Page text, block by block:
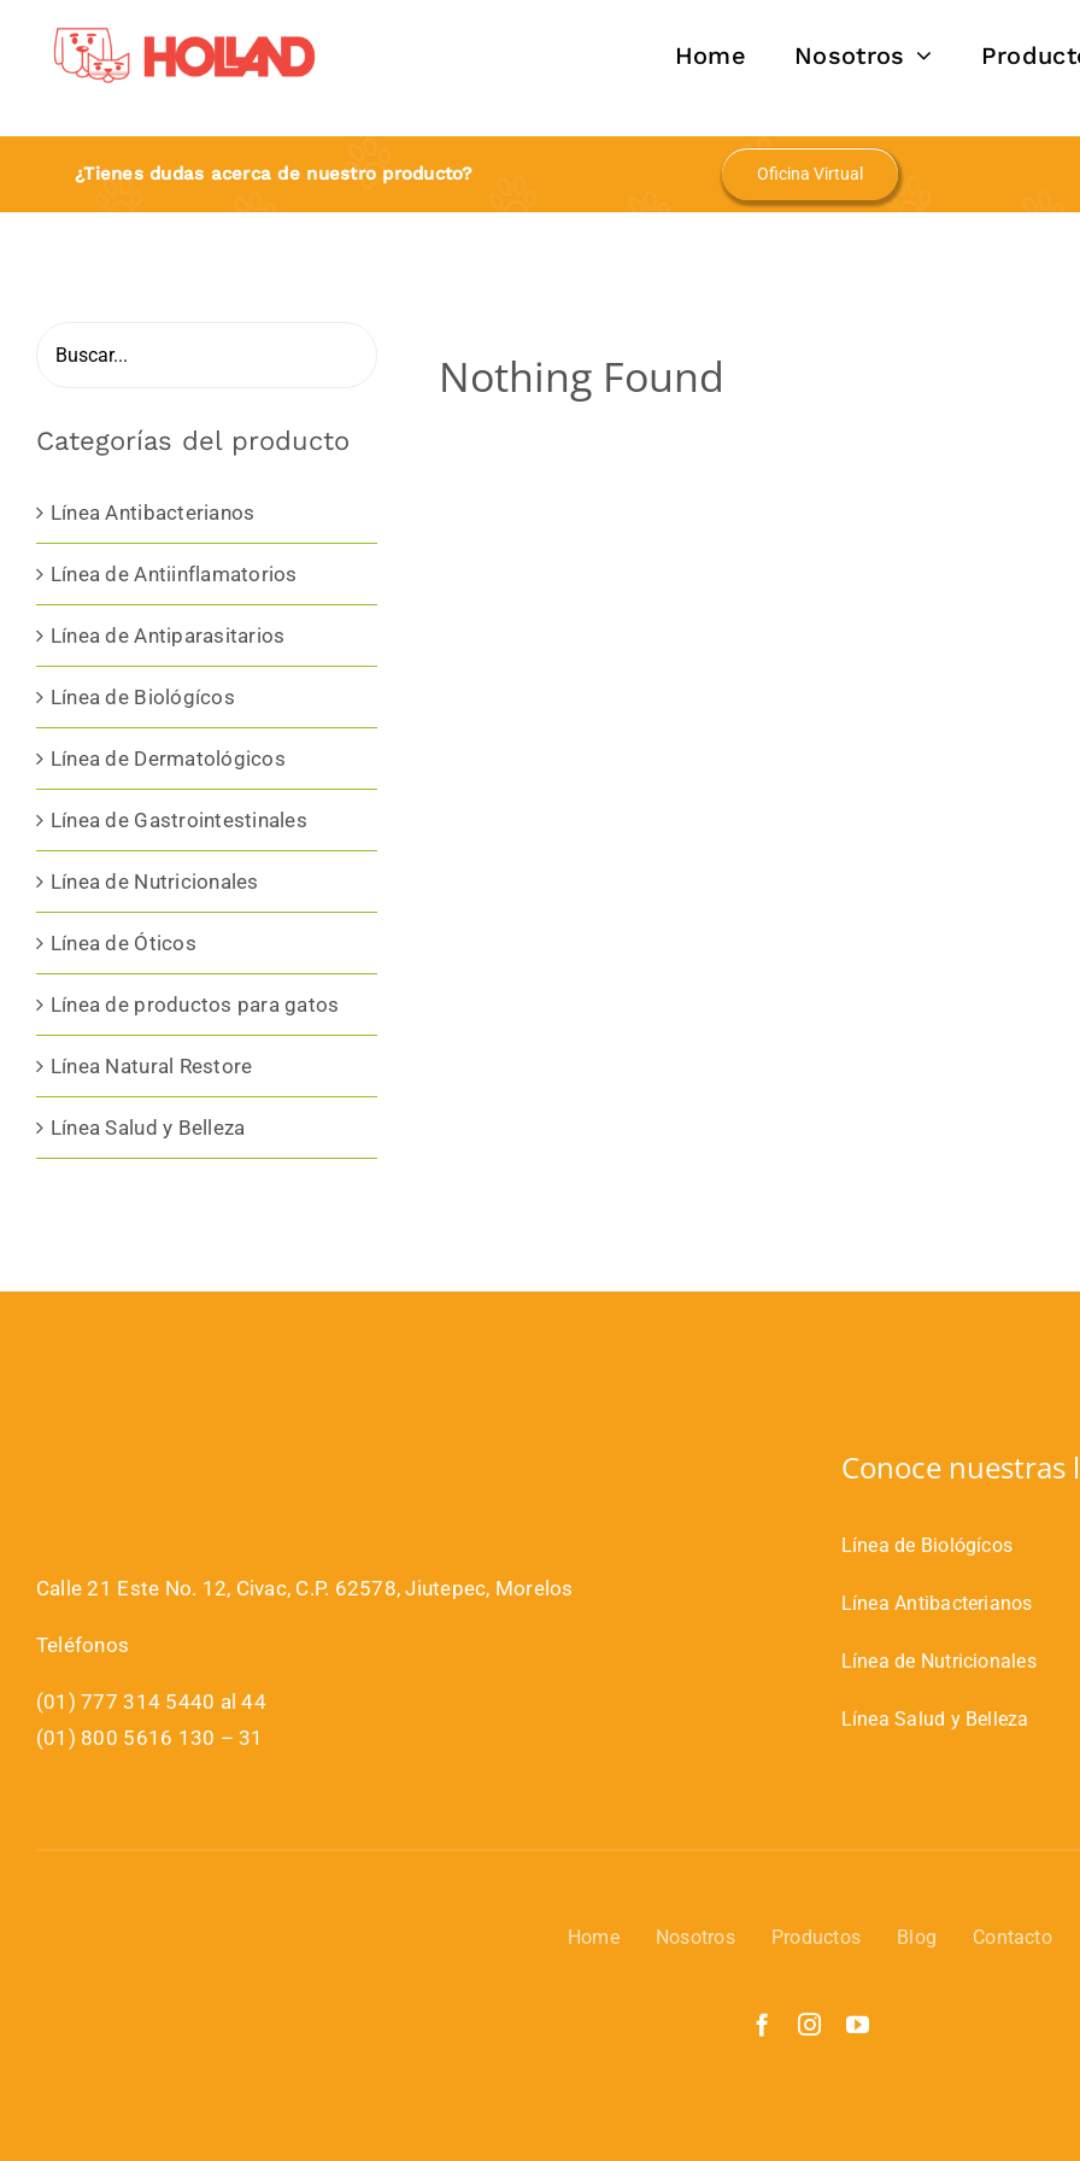
Home Nosotros
¿Tienes dudas acerca de nuestro producto? Oficina Virtual
Categorías del producto
Línea Antibacterianos
Línea de Antiinflamatorios
Línea de Antiparasitarios
Línea de Biológícos
Línea de Dermatológicos
Línea de Gastrointestinales
Línea de Nutricionales
Línea de Óticos
Línea de productos para gatos
Línea Natural Restore
Línea Salud y Belleza
Nothing Found
Calle 21 Este No. 12, Civac, C.P. 62578, Jiutepec, Morelos
Teléfonos
(01) 777 314 5440 al 44
(01) 800 5616 130 – 31
Conoce nuestras
Línea de Biológícos
Línea Antibacterianos
Línea de Nutricionales
Línea Salud y Belleza
Home Nosotros Productos Blog Contacto